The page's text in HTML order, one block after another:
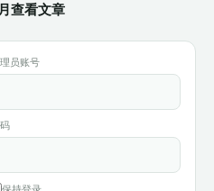
查看文章
员账号